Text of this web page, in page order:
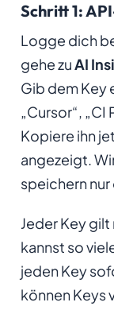
Schritt 1:
Logge dich
gehe zuAI
Gib dem Key
„Cursor“,
Kopiere ihn
angezeigt.
speichern nur
Jeder Key
kannst so
jeden Key
können Keys